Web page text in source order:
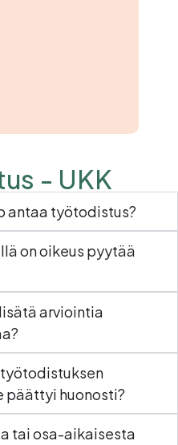
- UKK
antaa työtodistus?
on oikeus pyytää
arviointia
päättyi huonosti?
tai osa-aikaisesta